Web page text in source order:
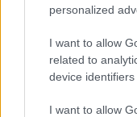
personalized
I want to allow
related to
device identifiers
I want to allow
Brent chute de 8,3% :